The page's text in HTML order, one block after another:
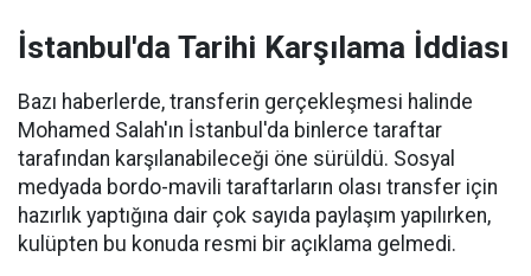
İstanbul'da Tarihi Karşılama İddiası
Bazı haberlerde, transferin gerçekleşmesi halinde
Mohamed Salah'ın İstanbul'da binlerce taraftar
tarafından karşılanabileceği öne sürüldü. Sosyal
medyada bordo-mavili taraftarların olası transfer için
hazırlık yaptığına dair çok sayıda paylaşım yapılırken,
kulüpten bu konuda resmi bir açıklama gelmedi.